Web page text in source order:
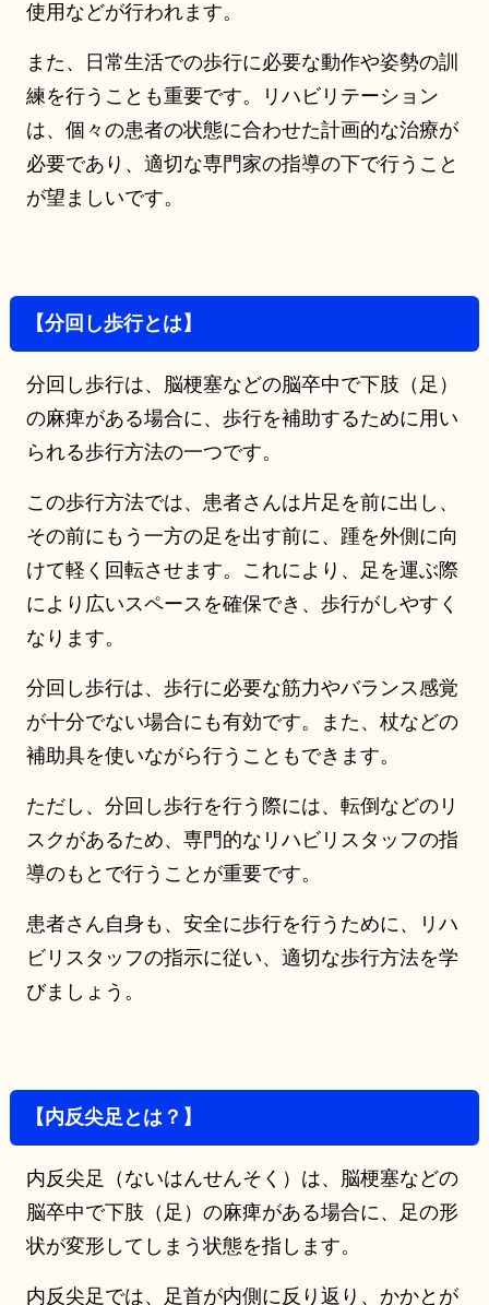
使用などが行われます。
また、日常生活での歩行に必要な動作や姿勢の訓
練を行うことも重要です。リハビリテーション
は、個々の患者の状態に合わせた計画的な治療が
必要であり、適切な専門家の指導の下で行うこと
が望ましいです。
【分回し歩行とは】
分回し歩行は、脳梗塞などの脳卒中で下肢（足）
の麻痺がある場合に、歩行を補助するために用い
られる歩行方法の一つです。
この歩行方法では、患者さんは片足を前に出し、
その前にもう一方の足を出す前に、踵を外側に向
けて軽く回転させます。これにより、足を運ぶ際
により広いスペースを確保でき、歩行がしやすく
なります。
分回し歩行は、歩行に必要な筋力やバランス感覚
が十分でない場合にも有効です。また、杖などの
補助具を使いながら行うこともできます。
ただし、分回し歩行を行う際には、転倒などのリ
スクがあるため、専門的なリハビリスタッフの指
導のもとで行うことが重要です。
患者さん自身も、安全に歩行を行うために、リハ
ビリスタッフの指示に従い、適切な歩行方法を学
びましょう。
【内反尖足とは？】
内反尖足（ないはんせんそく）は、脳梗塞などの
脳卒中で下肢（足）の麻痺がある場合に、足の形
状が変形してしまう状態を指します。
内反尖足では、足首が内側に反り返り、かかとが